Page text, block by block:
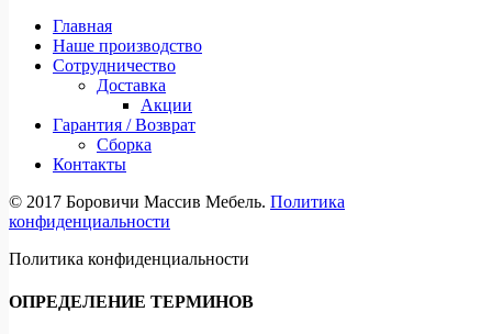
Главная
Наше производство
Сотрудничество
Доставка
Акции
Гарантия / Возврат
Сборка
Контакты
© 2017 Боровичи Массив Мебель. Политика
конфиденциальности
Политика конфиденциальности
ОПРЕДЕЛЕНИЕ ТЕРМИНОВ